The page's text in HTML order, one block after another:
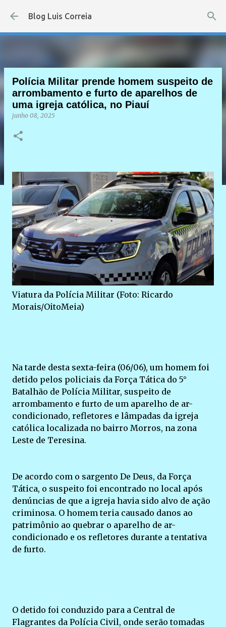
Pular para o conteúdo principal
Blog Luis Correia
Polícia Militar prende homem suspeito de
arrombamento e furto de aparelhos de
uma igreja católica, no Piauí
junho 08, 2025
Viatura da Polícia Militar (Foto: Ricardo
Morais/OitoMeia)
Na tarde desta sexta-feira (06/06), um homem foi
detido pelos policiais da Força Tática do 5°
Batalhão de Polícia Militar, suspeito de
arrombamento e furto de um aparelho de ar-
condicionado, refletores e lâmpadas da igreja
católica localizada no bairro Morros, na zona
Leste de Teresina.
De acordo com o sargento De Deus, da Força
Tática, o suspeito foi encontrado no local após
denúncias de que a igreja havia sido alvo de ação
criminosa. O homem teria causado danos ao
patrimônio ao quebrar o aparelho de ar-
condicionado e os refletores durante a tentativa
de furto.
O detido foi conduzido para a Central de
Flagrantes da Polícia Civil, onde serão tomadas